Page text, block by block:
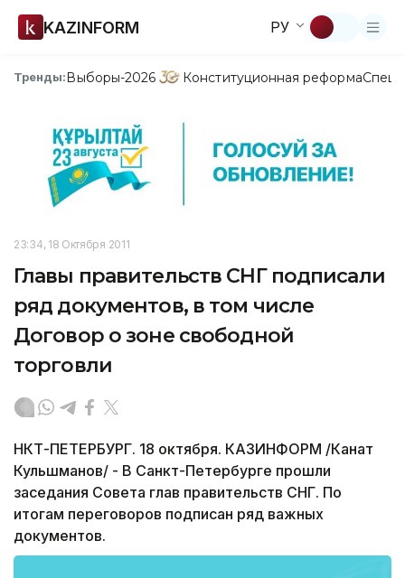
KAZINFORM РУ
Тренды:Выборы-2026 Конституционная реформа
23:34, 18 Октября 2011
Главы правительств СНГ подписали
ряд документов, в том числе
Договор о зоне свободной
торговли
НКТ-ПЕТЕРБУРГ. 18 октября. КАЗИНФОРМ /Канат
Кульшманов/ - В Санкт-Петербурге прошли
заседания Совета глав правительств СНГ. По
итогам переговоров подписан ряд важных
документов.